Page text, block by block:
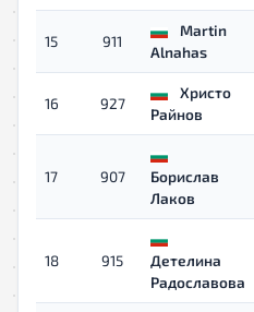
15 911
Martin
Alnahas
16 927
Христо
Райнов
17 907
Борислав
Лаков
18 915
Детелина
Радославова